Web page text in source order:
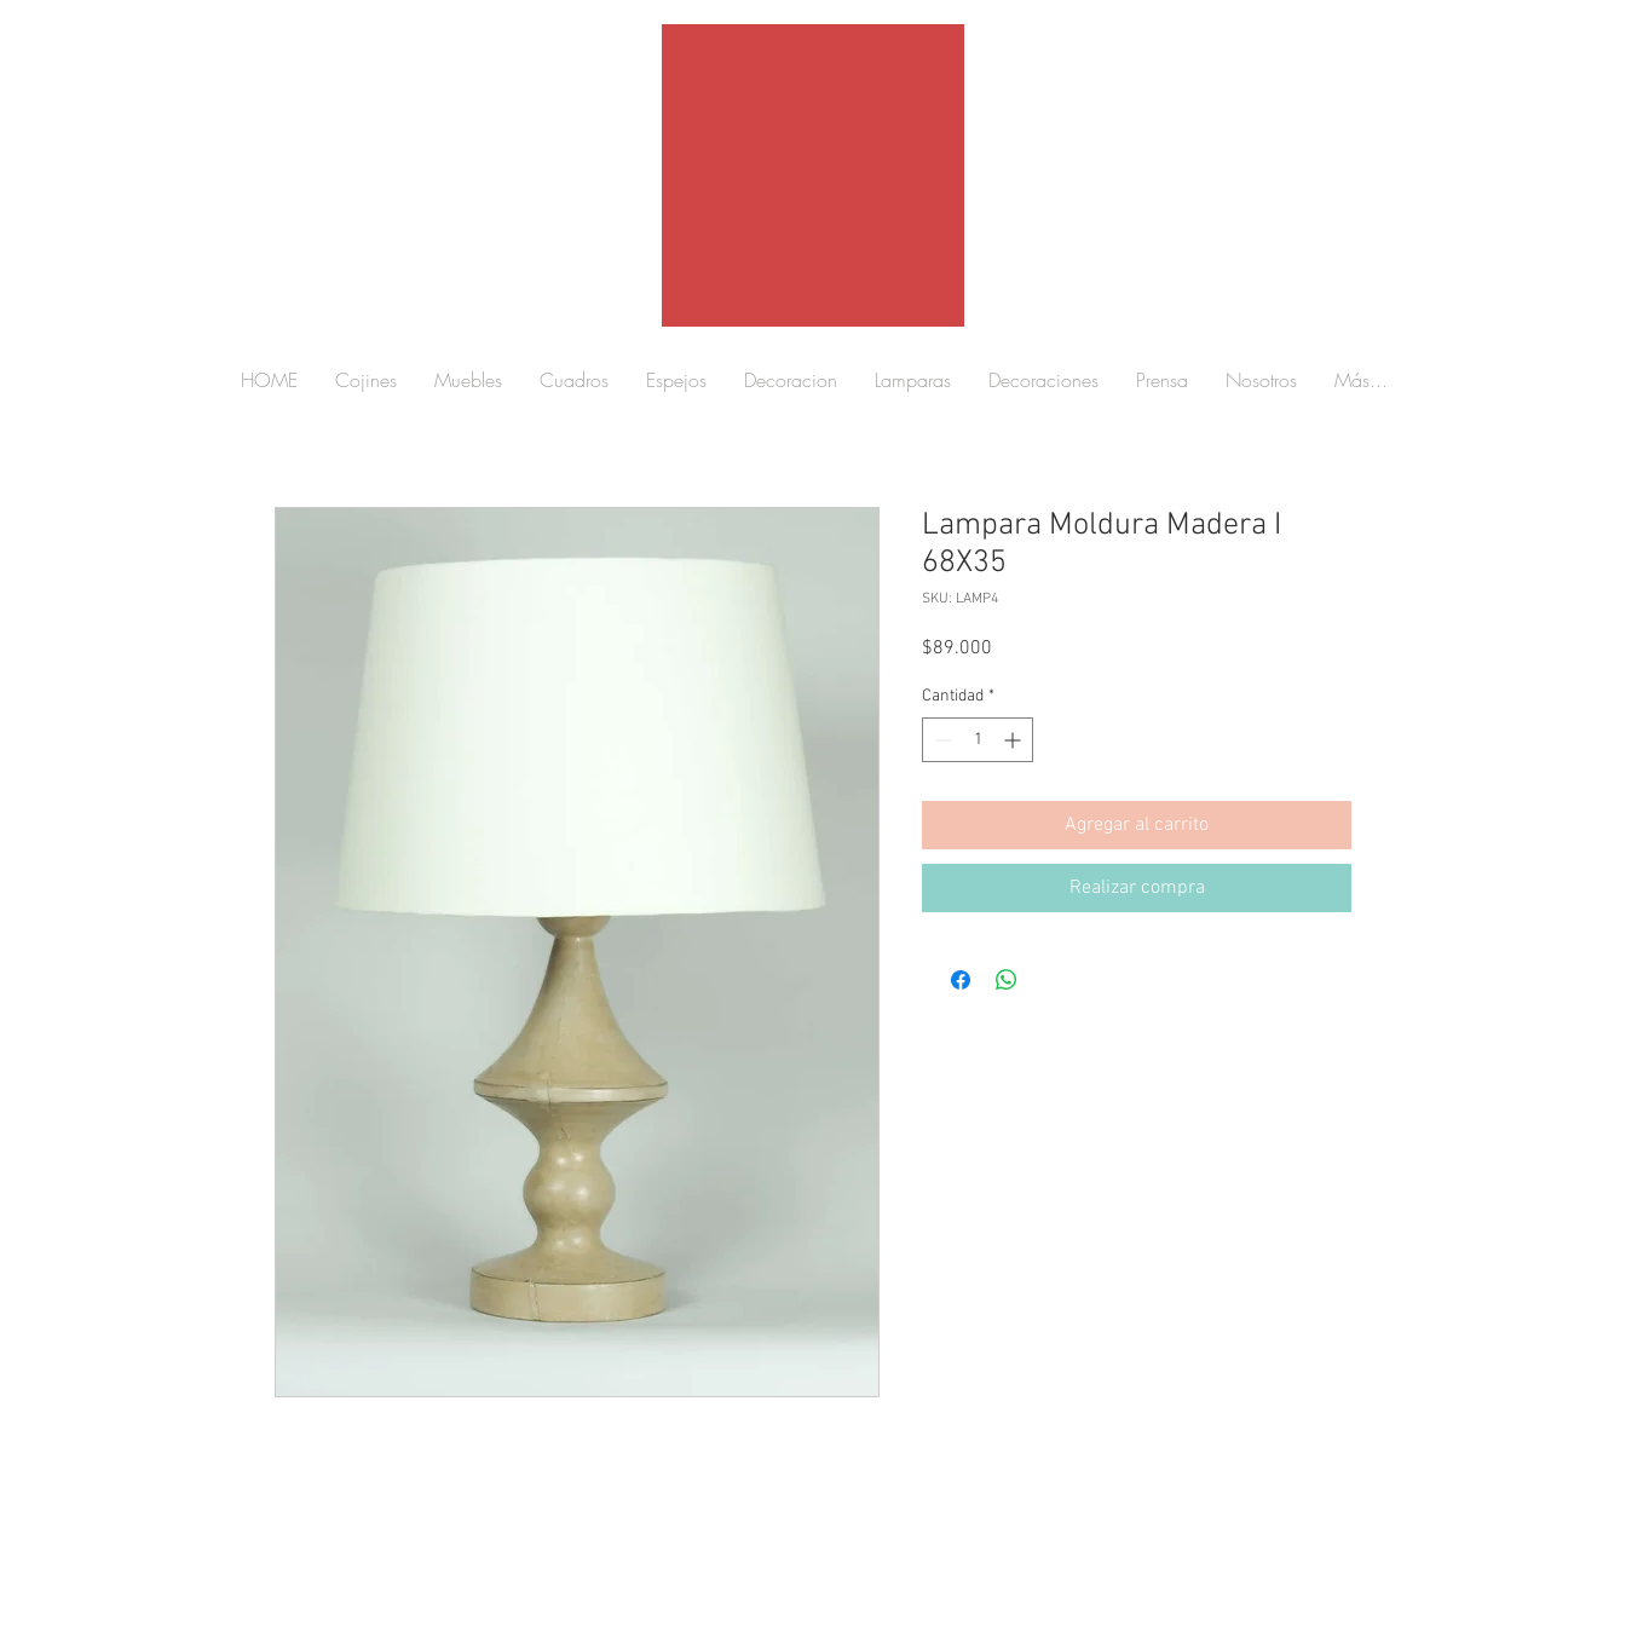
HOME Cojines Muebles Cuadros Espejos Decoracion Lamparas Decoraciones Prensa Nosotros Más...
Lampara Moldura Madera I
68X35
SKU: LAMP4
$89.000
Cantidad *
Agregar al carrito
Realizar compra